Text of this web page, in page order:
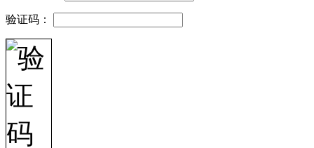
验证码：